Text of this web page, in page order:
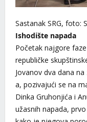
Sastanak SRG, foto:
Ishodište napada
Početak najgore
republičke
Jovanov dva dana
a, pozivajući se na
Dinka Gruhonjića i
užasnih napada,